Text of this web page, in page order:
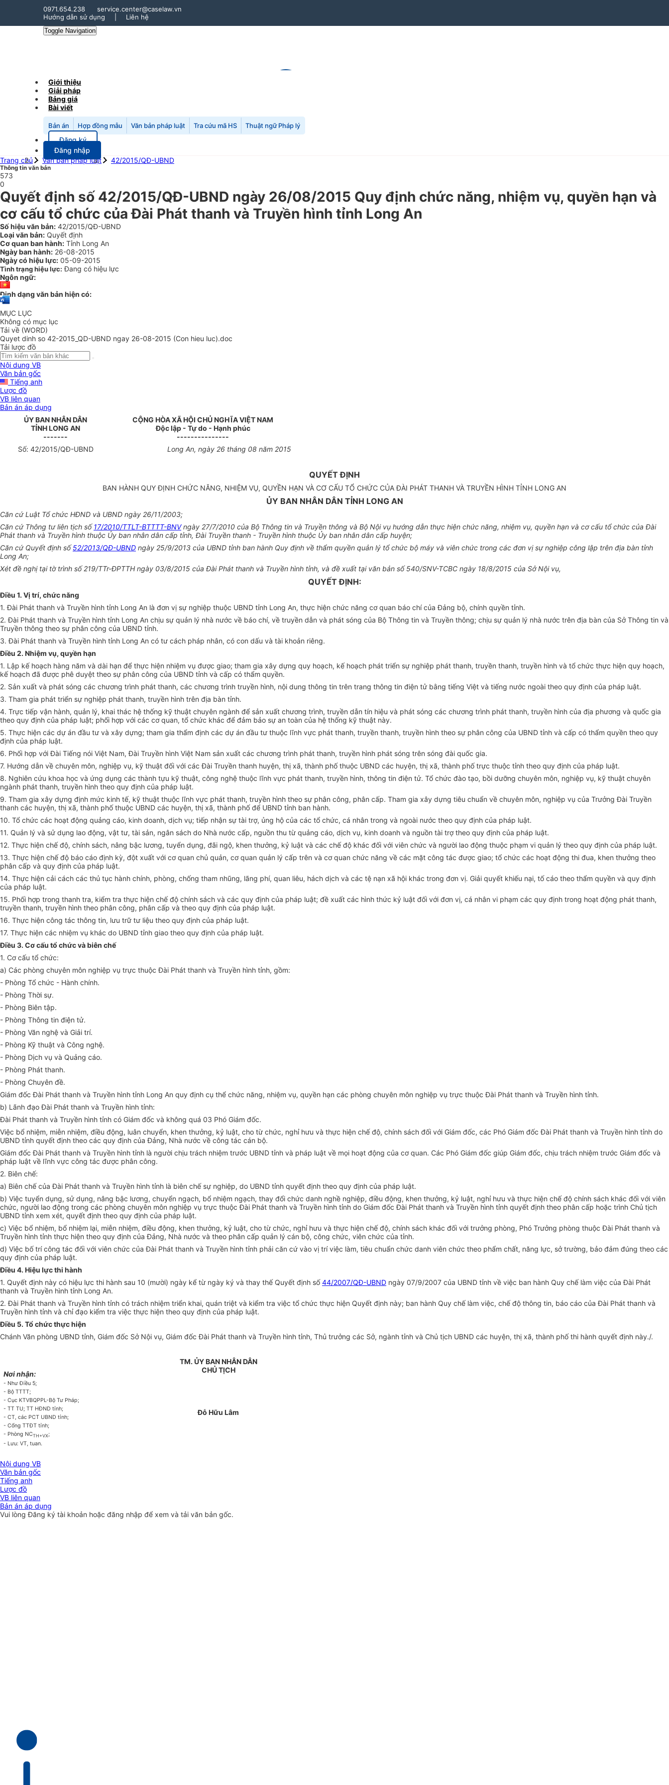
0971.654.238
service.center@caselaw.vn
Hướng dẫn sử dụng
Liên hệ
Toggle Navigation
Giới thiệu
Giải pháp
Bảng giá
Bài viết
Bản án Hợp đồng mẫu Văn bản pháp luật Tra cứu mã HS Thuật ngữ Pháp lý
Đăng ký
Đăng nhập
Trang chủ
Văn bản pháp luật 42/2015/QĐ-UBND
Thông tin văn bản
573
0
Quyết định số 42/2015/QĐ-UBND ngày 26/08/2015 Quy định chức năng, nhiệm vụ, quyền hạn và
cơ cấu tổ chức của Đài Phát thanh và Truyền hình tỉnh Long An
Số hiệu văn bản: 42/2015/QĐ-UBND
Loại văn bản: Quyết định
Cơ quan ban hành: Tỉnh Long An
Ngày ban hành: 26-08-2015
Ngày có hiệu lực: 05-09-2015
Tình trạng hiệu lực: Đang có hiệu lực
Ngôn ngữ:
Định dạng văn bản hiện có:
MỤC LỤC
Không có mục lục
Tải về (WORD)
Quyet dinh so 42-2015_QD-UBND ngay 26-08-2015 (Con hieu luc).doc
Tải lược đồ
Nội dung VB
Văn bản gốc
Tiếng anh
Lược đồ
VB liên quan
Bản án áp dụng
ỦY BAN NHÂN DÂN
TỈNH LONG AN
-------
CỘNG HÒA XÃ HỘI CHỦ NGHĨA VIỆT NAM
Độc lập - Tự do - Hạnh phúc
---------------
Số: 42/2015/QĐ-UBND Long An, ngày 26tháng 08 năm 2015
QUYẾT ĐỊNH
BAN HÀNH QUY ĐỊNH CHỨC NĂNG, NHIỆM VỤ, QUYỀN HẠN VÀ CƠ CẤU TỔ CHỨC CỦA ĐÀI PHÁT THANH VÀ TRUYỀN HÌNH TỈNH LONG AN
ỦY BAN NHÂN DÂN TỈNH LONG AN
Căn cứ Luật Tổ chức HĐND và UBND ngày 26/11/2003;
Căn cứ Thông tư liên tịch số17/2010/TTLT-BTTTT-BNVngày 27/7/2010 của Bộ Thông tin và Truyền thông và Bộ Nội vụ hướng dẫn thực hiện chức năng, nhiệm vụ, quyền hạn và cơ cấu tổchức của Đài
Phát thanh và Truyền hình thuộc Ủy ban nhân dân cấp tỉnh, Đài Truyền thanh - Truyền hình thuộc Ủy ban nhân dân cấp huyện;
Căn cứ Quyết định số52/2013/QĐ-UBND ngày 25/9/2013 của UBND tỉnh ban hành Quy định về thẩm quyền quản lý tổ chức bộ máy và viên chức trong các đơn vị sự nghiệp công lập trên địa bàn tỉnh
Long An;
Xét đề nghị tại tờ trình số 219/TTr-ĐPTTH ngày 03/8/2015 của Đài Phát thanh và Truyền hình tỉnh, và đề xuất tại văn bản số 540/SNV-TCBC ngày 18/8/2015 của Sở Nội vụ,
QUYẾT ĐỊNH:
Điều 1. Vị trí, chức năng
1. Đài Phát thanh và Truyền hình tỉnh Long An là đơn vị sự nghiệp thuộc UBND tỉnh Long An, thực hiện chức năng cơ quan báo chí của Đảng bộ, chính quyền tỉnh.
2. Đài Phát thanh và Truyền hình tỉnh Long An chịu sự quản lý nhà nước về báo chí, về truyền dẫn và phát sóng của Bộ Thông tin và Truyền thông; chịu sự quản lý nhà nước trên địa bàn của Sở Thông tin và
Truyền thông theo sự phân công của UBND tỉnh.
3. Đài Phát thanh và Truyền hình tỉnh Long An có tư cách pháp nhân, có con dấu và tài khoản riêng.
Điều 2. Nhiệm vụ, quyền hạn
1. Lập kế hoạch hàng năm và dài hạn để thực hiện nhiệm vụ được giao; tham gia xây dựng quy hoạch, kế hoạch phát triển sự nghiệp phát thanh, truyền thanh, truyền hình và tổ chức thực hiện quy hoạch,
kế hoạch đã được phê duyệt theo sự phân công của UBND tỉnh và cấp có thẩm quyền.
2. Sản xuất và phát sóng các chương trình phát thanh, các chương trình truyền hình, nội dung thông tin trên trang thông tin điện tử bằng tiếng Việt và tiếng nước ngoài theo quy định của pháp luật.
3. Tham gia phát triển sự nghiệp phát thanh, truyền hình trên địa bàn tỉnh.
4. Trực tiếp vận hành, quản lý, khai thác hệ thống kỹ thuật chuyên ngành để sản xuất chương trình, truyền dẫn tín hiệu và phát sóng các chương trình phát thanh, truyền hình của địa phương và quốc gia
theo quy định của pháp luật; phối hợp với các cơ quan, tổ chức khác để đảm bảo sự an toàn của hệ thống kỹ thuật này.
5. Thực hiện các dự án đầu tư và xây dựng; tham gia thẩm định các dự án đầu tư thuộc lĩnh vực phát thanh, truyền thanh, truyền hình theo sự phân công của UBND tỉnh và cấp có thẩm quyền theo quy
định của pháp luật.
6. Phối hợp với Đài Tiếng nói Việt Nam, Đài Truyền hình Việt Nam sản xuất các chương trình phát thanh, truyền hình phát sóng trên sóng đài quốc gia.
7. Hướng dẫn về chuyên môn, nghiệp vụ, kỹ thuật đối với các Đài Truyền thanh huyện, thị xã, thành phốthuộc UBND các huyện, thị xã, thành phốtrực thuộc tỉnh theo quy định của pháp luật.
8. Nghiên cứu khoa học và ứng dụng các thành tựu kỹ thuật, công nghệ thuộc lĩnh vực phát thanh, truyền hình, thông tin điện tử. Tổ chức đào tạo, bồi dưỡng chuyên môn, nghiệp vụ, kỹ thuật chuyên
ngành phát thanh, truyền hình theo quy định của pháp luật.
9. Tham gia xây dựng định mức kinh tế, kỹ thuật thuộc lĩnh vực phát thanh, truyền hình theo sự phân công, phân cấp. Tham gia xây dựng tiêu chuẩn về chuyên môn, nghiệp vụ của Trưởng Đài Truyền
thanh các huyện, thị xã, thành phốthuộc UBND các huyện, thị xã, thành phốđể UBND tỉnh ban hành.
10. Tổ chức các hoạt động quảng cáo, kinh doanh, dịch vụ; tiếp nhận sự tài trợ, ủng hộ của các tổ chức, cá nhân trong và ngoài nước theo quy định của pháp luật.
11. Quản lý và sử dụng lao động, vật tư, tài sản, ngân sách do Nhà nước cấp, nguồn thu từ quảng cáo, dịch vụ, kinh doanh và nguồn tài trợ theo quy định của pháp luật.
12. Thực hiện chếđộ, chính sách, nâng bậc lương, tuyển dụng, đãi ngộ, khen thưởng, kỷ luật và các chế độ khác đối với viên chức và người lao động thuộc phạm vi quản lý theo quy định của pháp luật.
13. Thực hiện chế độ báo cáo định kỳ, đột xuất với cơ quan chủ quản, cơ quan quản lý cấp trên và cơ quan chức năng về các mặt công tác được giao; tổ chức các hoạt động thi đua, khen thưởng theo
phân cấp và quy định của pháp luật.
14. Thực hiện cải cách các thủ tục hành chính, phòng, chống tham nhũng, lãng phí, quan liêu, hách dịch và các tệ nạn xã hội khác trong đơn vị. Giải quyết khiếu nại, tố cáo theo thẩm quyền và quy định
của pháp luật.
15. Phối hợp trong thanh tra, kiểm tra thực hiện chế độ chính sách và các quy định của pháp luật; đề xuất các hình thức kỷ luật đối với đơn vị, cá nhân vi phạm các quy định trong hoạt động phát thanh,
truyền thanh, truyền hình theo phân công, phân cấp và theo quy định của pháp luật.
16. Thực hiện công tác thông tin, lưu trữ tư liệu theo quy định của pháp luật.
17. Thực hiện các nhiệm vụ khác do UBND tỉnh giao theo quy định của pháp luật.
Điều 3. Cơ cấu tổ chức và biên chế
1. Cơ cấu tổ chức:
a) Các phòng chuyên môn nghiệp vụ trực thuộc Đài Phát thanh và Truyền hình tỉnh, gồm:
- Phòng Tổ chức - Hành chính.
- Phòng Thời sự.
- Phòng Biên tập.
- Phòng Thông tin điện tử.
- Phòng Văn nghệ và Giải trí.
- Phòng Kỹ thuật và Công nghệ.
- Phòng Dịch vụ và Quảng cáo.
- Phòng Phát thanh.
- Phòng Chuyên đề.
Giám đốc Đài Phát thanh và Truyền hình tỉnh Long An quy định cụ thể chức năng, nhiệm vụ, quyền hạn các phòng chuyên môn nghiệp vụ trực thuộc Đài Phát thanh và Truyền hình tỉnh.
b) Lãnh đạo Đài Phát thanh và Truyền hình tỉnh:
Đài Phát thanh và Truyền hình tỉnh có Giám đốc và không quá 03 Phó Giám đốc.
Việc bổ nhiệm, miễn nhiệm, điều động, luân chuyển, khen thưởng, kỷ luật, cho từ chức, nghỉ hưu và thực hiện chếđộ, chính sách đối với Giám đốc, các Phó Giám đốc Đài Phát thanh và Truyền hình tỉnh do
UBND tỉnh quyết định theo các quy định của Đảng, Nhà nước về công tác cán bộ.
Giám đốc Đài Phát thanh và Truyền hình tỉnh là người chịu trách nhiệm trước UBND tỉnh và pháp luật về mọi hoạt động của cơ quan. Các Phó Giám đốc giúp Giám đốc, chịu trách nhiệm trước Giám đốc và
pháp luật về lĩnh vực công tác được phân công.
2. Biên chế:
a) Biên chế của Đài Phát thanh và Truyền hình tỉnh là biên chế sự nghiệp, do UBND tỉnh quyết định theo quy định của pháp luật.
b) Việc tuyển dụng, sử dụng, nâng bậc lương, chuyển ngạch, bổ nhiệm ngạch, thay đổi chức danh nghề nghiệp, điều động, khen thưởng, kỷ luật, nghỉ hưu và thực hiện chế độ chính sách khác đối với viên
chức, người lao động trong các phòng chuyên môn nghiệp vụ trực thuộc Đài Phát thanh và Truyền hình tỉnh do Giám đốc Đài Phát thanh và Truyền hình tỉnh quyết định theo phân cấp hoặc trình Chủ tịch
UBND tỉnh xem xét, quyết định theo quy định của pháp luật.
c) Việc bổ nhiệm, bổ nhiệm lại, miễn nhiệm, điều động, khen thưởng, kỷ luật, cho từ chức, nghỉ hưu và thực hiện chế độ, chính sách khác đối với trưởng phòng, Phó Trưởng phòng thuộc Đài Phát thanh và
Truyền hình tỉnh thực hiện theo quy định của Đảng, Nhà nước và theo phân cấp quản lý cán bộ, công chức, viên chức của tỉnh.
d) Việc bố trí công tác đối với viên chức của Đài Phát thanh và Truyền hình tỉnh phải căn cứ vào vị trí việc làm, tiêu chuẩn chức danh viên chức theo phẩm chất, năng lực, sở trường, bảo đảm đúng theo các
quy định của pháp luật.
Điều 4. Hiệu lực thi hành
1. Quyết định này có hiệu lực thi hành sau 10 (mười) ngày kể từ ngày ký và thay thế Quyết định số44/2007/QĐ-UBND ngày 07/9/2007 của UBND tỉnh về việc ban hành Quy chế làm việc của Đài Phát
thanh và Truyền hình tỉnh Long An.
2. Đài Phát thanh và Truyền hình tỉnh có trách nhiệm triển khai, quán triệt và kiểm tra việc tổ chức thực hiện Quyết định này; ban hành Quy chế làm việc, chếđộ thông tin, báo cáo của Đài Phát thanh và
Truyền hình tỉnh và chỉđạo kiểm tra việc thực hiện theo quy định của pháp luật.
Điều 5. Tổ chức thực hiện
Chánh Văn phòng UBND tỉnh, Giám đốc Sở Nội vụ, Giám đốc Đài Phát thanh và Truyền hình tỉnh, Thủ trưởng các Sở, ngành tỉnh và Chủ tịch UBND các huyện, thị xã, thành phố thi hành quyết định này./.
Nơi nhận:
- Như Điều 5;
- Bộ TTTT;
- Cục KTVBQPPL-Bộ Tư Pháp;
- TT TU; TT HĐND tỉnh;
- CT, các PCT UBND tỉnh;
- Cổng TTĐT tỉnh;
- Phòng NCTH+VX;
- Lưu: VT, tuan.
TM. ỦY BAN NHÂN DÂN
CHỦ TỊCH
Đỗ Hữu Lâm
Nội dung VB
Văn bản gốc
Tiếng anh
Lược đồ
VB liên quan
Bản án áp dụng
Vui lòngĐăng ký tài khoản hoặc đăng nhập để xem và tải văn bản gốc.